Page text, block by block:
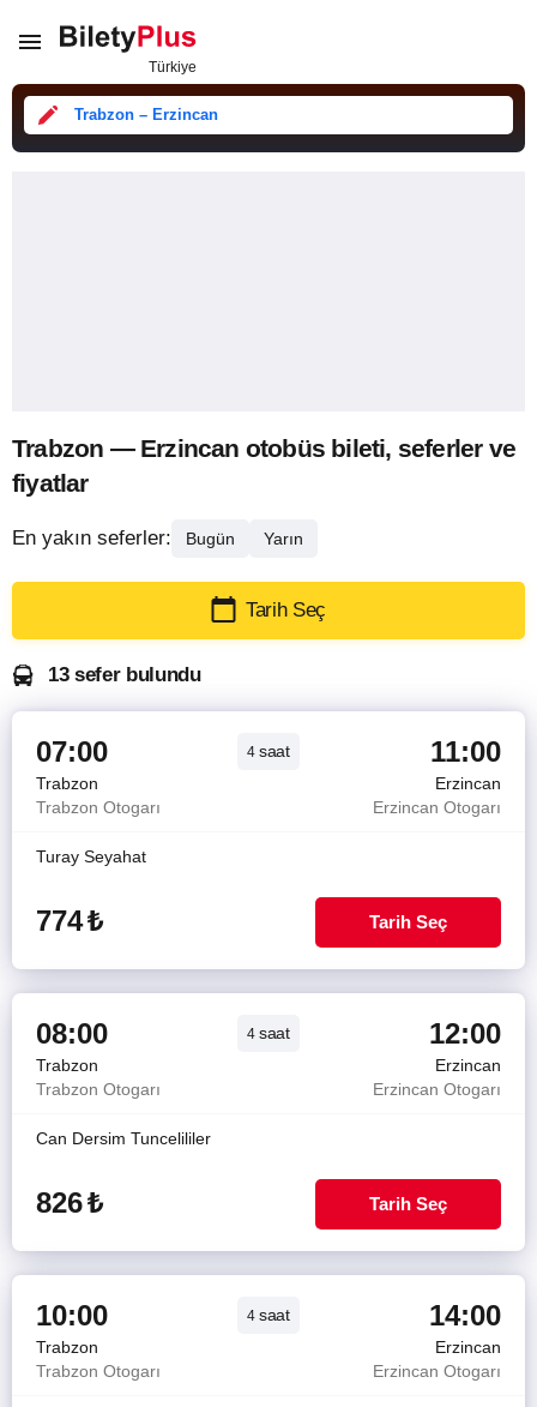
Trabzon – Erzincan
Trabzon — Erzincan otobüs bileti, seferler ve
fiyatlar
En yakın seferler: Bugün Yarın
Tarih Seç
13 sefer bulundu
07:00 4 saat 11:00
Trabzon
Erzincan
Trabzon Otogarı
Erzincan Otogarı
Turay Seyahat
774₺ Tarih Seç
08:00 4 saat 12:00
Trabzon
Erzincan
Trabzon Otogarı
Erzincan Otogarı
Can Dersim Tuncelililer
826₺ Tarih Seç
10:00 4 saat 14:00
Trabzon
Erzincan
Trabzon Otogarı
Erzincan Otogarı